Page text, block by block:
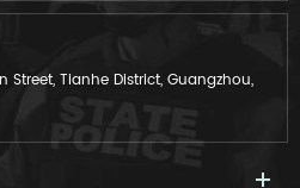
Street, Tianhe District, Guangzhou,